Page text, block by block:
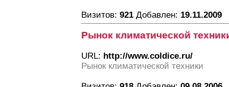
Визитов: 921 Добавлен: 19.11.2009
Рынок климатической
URL: http://www.coldice.ru/
Рынок климатической техники